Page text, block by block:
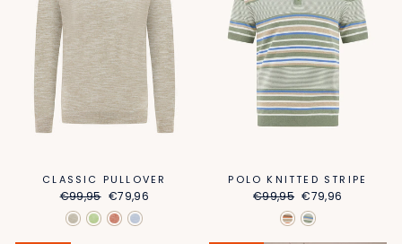
CLASSIC PULLOVER
Normaler
Preis
€99,95 Sonderpreis
€79,96
POLO KNITTED STRIPE
Normaler
€99,95 Sonderpreis
€79,96